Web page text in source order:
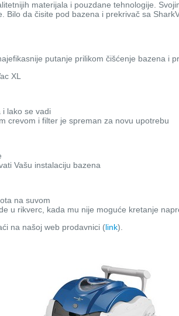
materijala i pouzdane tehnologije.
da čisite pod bazena i prekrivač sa
putanje prilikom čišćenje bazena i
XL
i lako se vadi
crevom i filter je spreman za novu upotrebu
Vašu instalaciju bazena
na suvom
u rikverc, kada mu nije moguće kretanje
na našoj web prodavnici (link).